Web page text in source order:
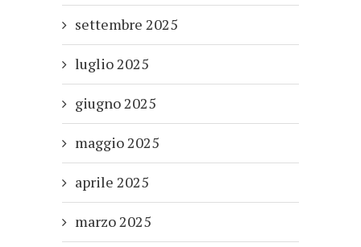
settembre 2025
luglio 2025
giugno 2025
maggio 2025
aprile 2025
marzo 2025